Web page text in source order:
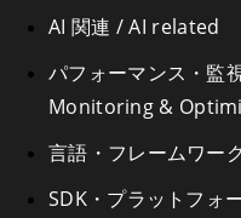
AI 関連 / AI related
SDK・プラットフォ
パフォーマンス・監
Monitoring &
言語・フレームワー